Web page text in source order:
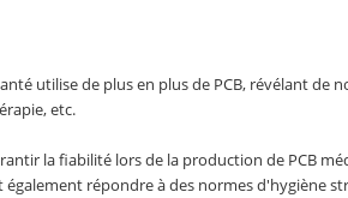
utilise de plus en plus de PCB, révélant de
etc.
la fiabilité lors de la production de PCB
répondre à des normes d'hygiène